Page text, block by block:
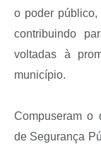
o poder público,
contribuindo
voltadas à
município.
Compuseram o
de Segurança